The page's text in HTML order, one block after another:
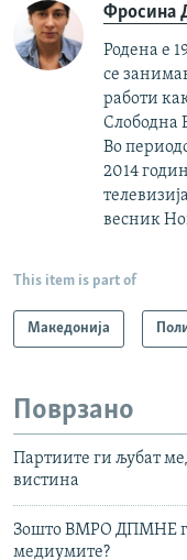
Фросина
Родена е
се
работи
Слободна
Во
2014
весник
This item is part of
Македонија
Поврзано
Партиите ги љубат
вистина
Зошто ВМРО ДПМНЕ
медиумите?